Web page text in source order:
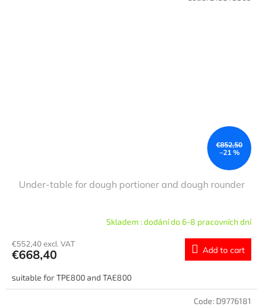
€852,50
–21 %
Under-table for dough portioner and dough rounder
Skladem : dodání do 6-8 pracovních dní
€552,40 excl. VAT
€668,40 Add to cart
suitable for TPE800 and TAE800
Code: D9776181